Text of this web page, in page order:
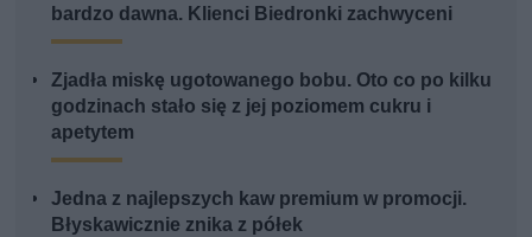
bardzo dawna. Klienci Biedronki zachwyceni
Zjadła miskę ugotowanego bobu. Oto co po kilku
godzinach stało się z jej poziomem cukru i
apetytem
Jedna z najlepszych kaw premium w promocji.
Błyskawicznie znika z półek